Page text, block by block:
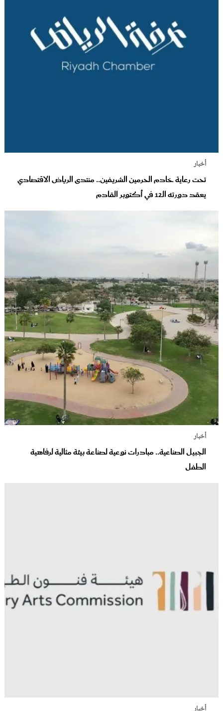
أخبار
تحت رعاية خادم الحرمين الشريفين.. منتدى الرياض الاقتصادي
يعقد دورته الـ12 في أكتوبر القادم
أخبار
الجبيل الصناعية.. مبادرات نوعية لصناعة بيئة مثالية لرفاهية
الطفل